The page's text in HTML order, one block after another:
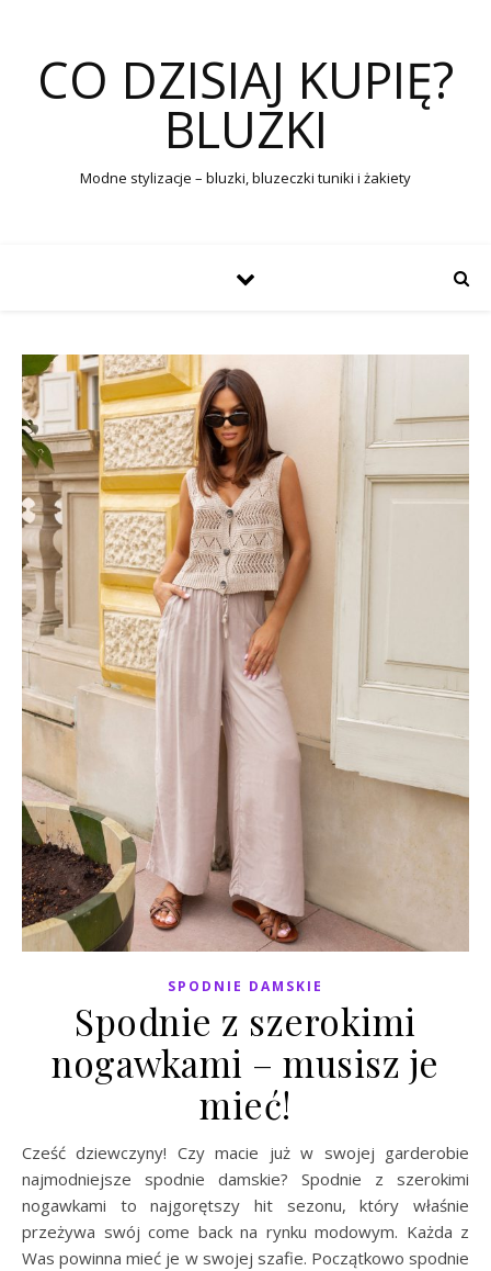
CO DZISIAJ KUPIĘ?
BLUZKI
Modne stylizacje – bluzki, bluzeczki tuniki i żakiety
SPODNIE DAMSKIE
Spodnie z szerokimi
nogawkami – musisz je
mieć!
Cześć dziewczyny! Czy macie już w swojej garderobie
najmodniejsze spodnie damskie? Spodnie z szerokimi
nogawkami to najgorętszy hit sezonu, który właśnie
przeżywa swój come back na rynku modowym. Każda z
Was powinna mieć je w swojej szafie. Początkowo spodnie